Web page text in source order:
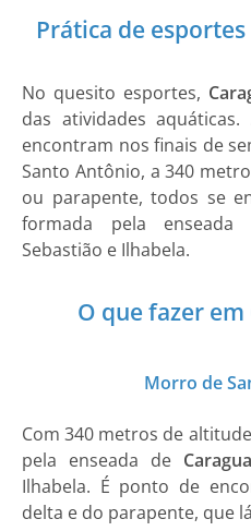
Prática de
No quesito esportes,
das atividades
encontram nos finais de
Santo Antônio, a 340
ou parapente, todos se
formada pela enseada
Sebastião e Ilhabela.
O que fazer
Morro de
Com 340 metros de
pela enseada de
Ilhabela. É ponto de
delta e do parapente, que